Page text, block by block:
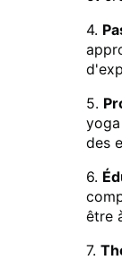
4.
5.
des
6.
être
7.